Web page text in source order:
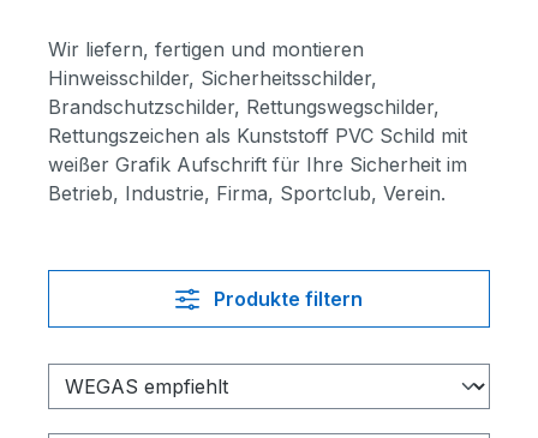
Wir liefern, fertigen und montieren
Hinweisschilder, Sicherheitsschilder,
Brandschutzschilder, Rettungswegschilder,
Rettungszeichen als Kunststoff PVC Schild mit
weißer Grafik Aufschrift für Ihre Sicherheit im
Betrieb, Industrie, Firma, Sportclub, Verein.
Produkte filtern